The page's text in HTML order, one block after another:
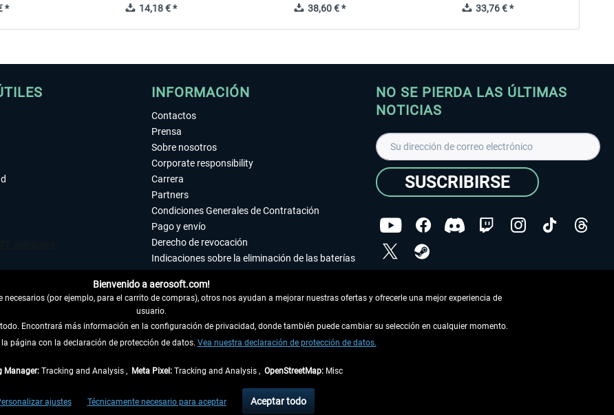
* 14,18 € * 38,60 € * 33,76 € *
CONTRATO
INFORMACIÓN
Contactos
Prensa
Sobre nosotros
Corporate responsibility
Carrera
Partners
Condiciones Generales de Contratación
Pago y envío
Derecho de revocación
Indicaciones sobre la eliminación de las baterías
Accesibilidad
Aviso legal
NO SE PIERDA LAS ÚLTIMAS
NOTICIAS
SUSCRIBIRSE
Copyright © Aerosoft GmbH - Todos los derechos
así como las posibles tasas de recepción si no se describe lo contrario
de Alemania. Los plazos de envío para los demás países se pueden consultar en la
Bienvenido a aerosoft.com!
(por ejemplo, para el carrito de compras), otros nos ayudan a mejorar nuestras ofertas y ofrecerle una mejor experiencia de
usuario.
Encontrará más información en la configuración de privacidad, donde también puede cambiar su selección en cualquier momento.
página con la declaración de protección de datos. Vea nuestra declaración de protección de datos.
Manager: Tracking and Analysis , Meta Pixel: Tracking and Analysis , OpenStreetMap: Misc
ajustes Técnicamente necesario para aceptar Aceptar todo